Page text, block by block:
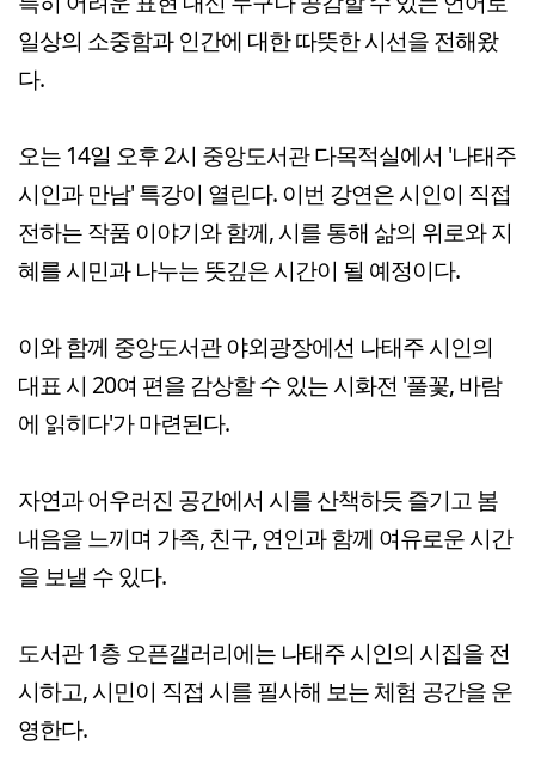
일상의 소중함과 인간에 대한 따뜻한 시선을 전해왔
다.
오는 14일 오후 2시 중앙도서관 다목적실에서 '나태주
시인과 만남' 특강이 열린다. 이번 강연은 시인이 직접
전하는 작품 이야기와 함께, 시를 통해 삶의 위로와 지
혜를 시민과 나누는 뜻깊은 시간이 될 예정이다.
이와 함께 중앙도서관 야외광장에선 나태주 시인의
대표 시 20여 편을 감상할 수 있는 시화전 '풀꽃, 바람
에 읽히다'가 마련된다.
자연과 어우러진 공간에서 시를 산책하듯 즐기고 봄
내음을 느끼며 가족, 친구, 연인과 함께 여유로운 시간
을 보낼 수 있다.
도서관 1층 오픈갤러리에는 나태주 시인의 시집을 전
시하고, 시민이 직접 시를 필사해 보는 체험 공간을 운
영한다.